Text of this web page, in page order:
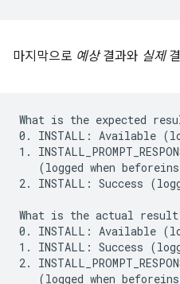
마지막으로 예상결과와 실제
What is the expected
0. INSTALL: Available
1.
(logged when
2. INSTALL: Success
What is the actual
0. INSTALL: Available
1. INSTALL: Success
2.